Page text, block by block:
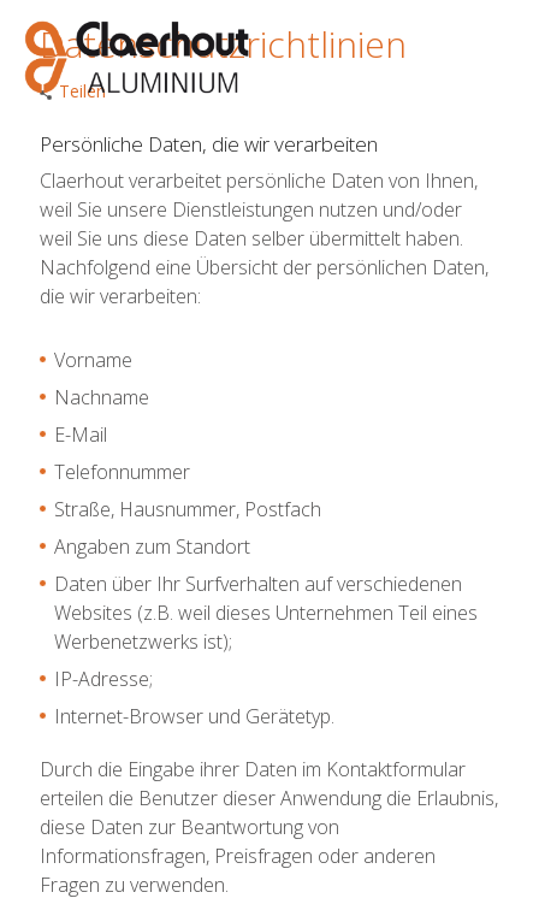
Datenschutzrichtlinien
Teilen
Persönliche Daten, die wir verarbeiten
Claerhout verarbeitet persönliche Daten von Ihnen,
weil Sie unsere Dienstleistungen nutzen und/oder
weil Sie uns diese Daten selber übermittelt haben.
Nachfolgend eine Übersicht der persönlichen Daten,
die wir verarbeiten:
Vorname
Nachname
E-Mail
Telefonnummer
Straße, Hausnummer, Postfach
Angaben zum Standort
Daten über Ihr Surfverhalten auf verschiedenen
Websites (z.B. weil dieses Unternehmen Teil eines
Werbenetzwerks ist);
IP-Adresse;
Internet-Browser und Gerätetyp.
Durch die Eingabe ihrer Daten im Kontaktformular
erteilen die Benutzer dieser Anwendung die Erlaubnis,
diese Daten zur Beantwortung von
Informationsfragen, Preisfragen oder anderen
Fragen zu verwenden.